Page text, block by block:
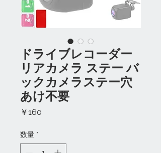
ドライブレコーダー
リアカメラ ステー バ
ックカメラステー穴
あけ不要
￥160
数量 *